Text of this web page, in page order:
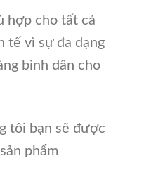
hợp cho tất cả
tế vì sự đa dạng
bình dân cho
tôi bạn sẽ được
phẩm